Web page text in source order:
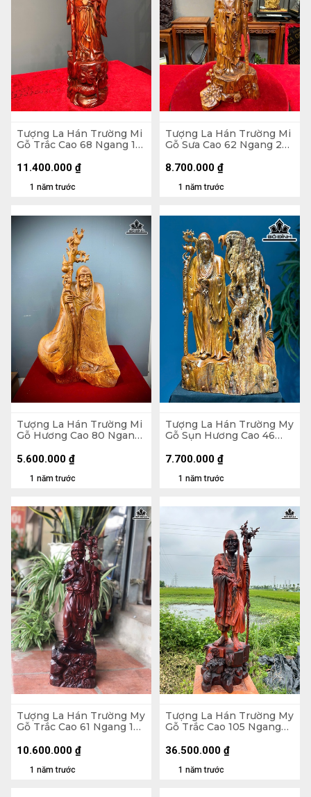
Tượng La Hán Trường Mi
Gỗ Trắc Cao 68 Ngang 16
1 năm trước
11.400.000 ₫
Tượng La Hán Trường Mi
Gỗ Sưa Cao 62 Ngang 23
1 năm trước
8.700.000 ₫
Tượng La Hán Trường Mi
Gỗ Hương Cao 80 Ngang
1 năm trước
5.600.000 ₫
Tượng La Hán Trường My
Gỗ Sụn Hương Cao 46
1 năm trước
7.700.000 ₫
Tượng La Hán Trường My
Gỗ Trắc Cao 61 Ngang 17
1 năm trước
10.600.000 ₫
Tượng La Hán Trường My
Gỗ Trắc Cao 105 Ngang
1 năm trước
36.500.000 ₫